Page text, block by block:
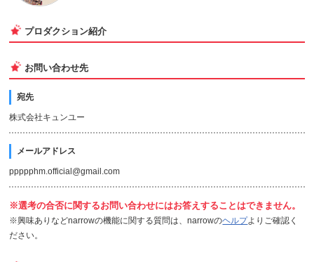
プロダクション紹介
お問い合わせ先
宛先
株式会社キュンユー
メールアドレス
ppppphm.official@gmail.com
※選考の合否に関するお問い合わせにはお答えすることはできません。
※興味ありなどnarrowの機能に関する質問は、narrowのヘルプよりご確認く
ださい。